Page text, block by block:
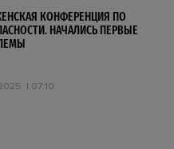
КОНФЕРЕНЦИЯ ПО
НАЧАЛИСЬ ПЕРВЫЕ
07:10